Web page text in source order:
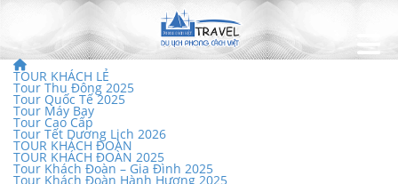
TOUR KHÁCH LẺ
Tour Thu Đông 2025
Tour Quốc Tế 2025
Tour Máy Bay
Tour Cao Cấp
Tour Tết Dương Lịch 2026
TOUR KHÁCH ĐOÀN
TOUR KHÁCH ĐOÀN 2025
Tour Khách Đoàn – Gia Đình 2025
Tour Khách Đoàn Hành Hương 2025